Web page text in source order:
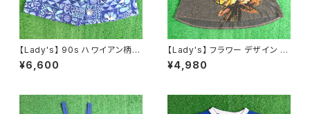
【Lady's】 90s ハワイアン柄
ショートパンツ / 90年代 ハーフ
パンツ ハーパン ショーパン イ
¥6,600
【Lady's】 フラワー デザイン ラ
メ入り タンクトップ / アメリカ製
USA製 古着 レディース キャミ
¥4,980